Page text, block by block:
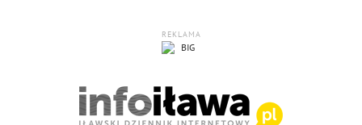
REKLAMA